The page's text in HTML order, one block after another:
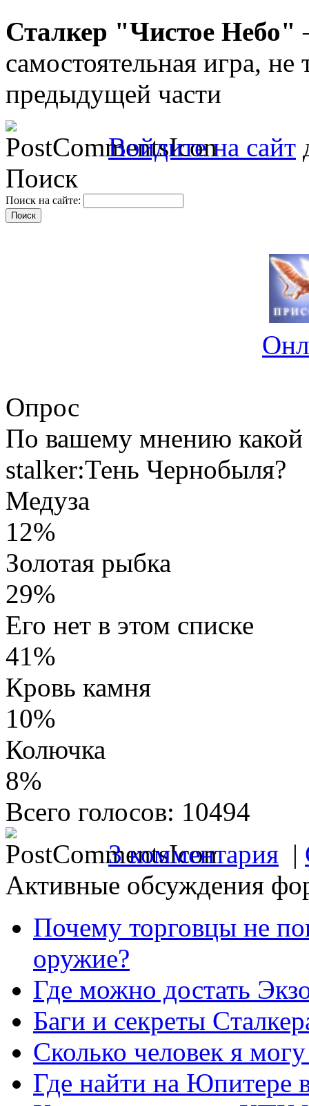
Сталкер "Чистое Небо"
самостоятельная игра,
предыдущей части
Войдите на сайт
Поиск
Поиск на сайте:
Опрос
По вашему мнению
stalker:Тень Чернобыля?
Медуза
12%
Золотая рыбка
29%
Его нет в этом списке
41%
Кровь камня
10%
Колючка
8%
Всего голосов: 10494
3 комментария |
Активные обсуждения
Почему торговцы не
оружие?
Где можно достать
Баги и секреты
Сколько человек я
Где найти на Юпитере